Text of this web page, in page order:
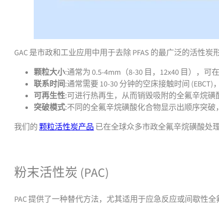
GAC 是市政和工业应用中用于去除 PFAS 的最广泛的活性
颗粒大小:通常为 0.5-4mm（8-30 目，12x40 目），可
联系时间:通常需要 10-30 分钟的空床接触时间
可再生性:可进行热再生，从而销毁吸附的全氟辛烷磺
突破模式:不同的全氟辛烷磺酸化合物显示出顺序突
我们的颗粒活性炭产品 已在全球众多市政全氟辛烷磺酸处
粉末活性炭 (PAC)
PAC 提供了一种替代方法，尤其适用于应急反应或间歇性